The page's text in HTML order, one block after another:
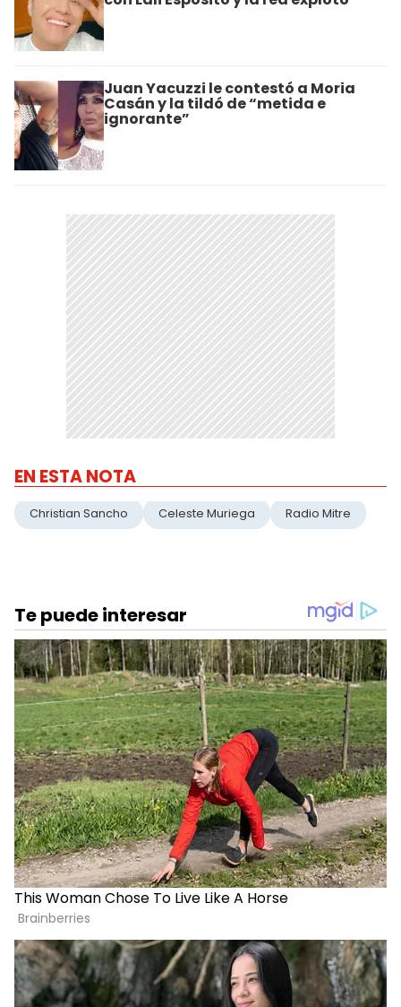
Juan Yacuzzi le contestó a Moria
Casán y la tildó de “metida e
ignorante”
EN ESTA NOTA
Christian Sancho Celeste Muriega Radio Mitre